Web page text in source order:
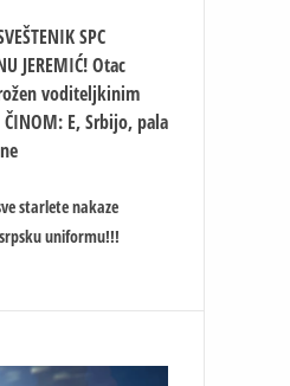
SPC
JEREMIĆ! Otac
voditeljkinim
ČINOM: E, Srbijo, pala
starlete nakaze
uniformu!!!